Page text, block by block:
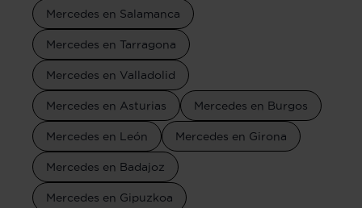
Mercedes en Salamanca
Mercedes en Tarragona
Mercedes en Valladolid
Mercedes en Asturias Mercedes en Burgos
Mercedes en León Mercedes en Girona
Mercedes en Badajoz
Mercedes en Gipuzkoa